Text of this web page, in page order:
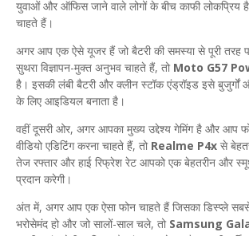
युवाओं और ऑफिस जाने वाले लोगों के बीच काफी लोकप्रिय
चाहते हैं।
​अगर आप एक ऐसे यूजर हैं जो बैटरी की समस्या से पूरी तरह
सुथरा विज्ञापन-मुक्त अनुभव चाहते हैं, तो Moto G57
है। इसकी लंबी बैटरी और क्लीन स्टॉक एंड्रॉइड इसे बुजुर्गों
के लिए आइडियल बनाता है।
​वहीं दूसरी ओर, अगर आपका मुख्य उद्देश्य गेमिंग है और आप
वीडियो एडिटिंग करना चाहते हैं, तो Realme P4x से
तेज रफ्तार और हाई रिफ्रेश रेट आपको एक बेहतरीन और
प्रदान करेगी।
​अंत में, अगर आप एक ऐसा फोन चाहते हैं जिसका डिस्प्ले
भरोसेमंद हो और जो सालों-साल चले, तो Samsung